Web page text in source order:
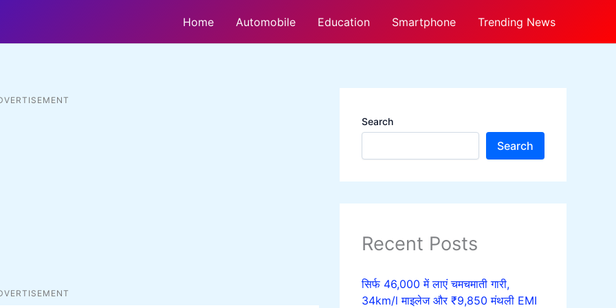
Home Automobile Education Smartphone Trending News
Search
Search
Recent Posts
सिर्फ 46,000 में लाएं चमचमाती गारी,
34km/l माइलेज और ₹9,850 मंथली EMI